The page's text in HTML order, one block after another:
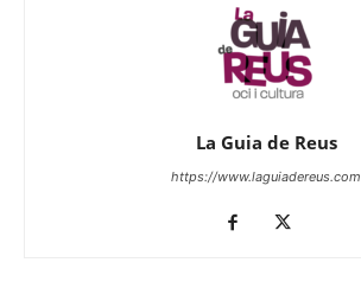
La Guia de Reus
https://www.laguiadereus.com